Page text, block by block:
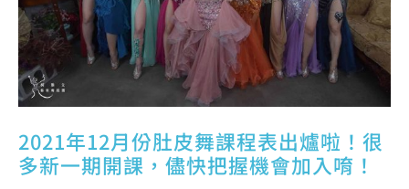
2021年12月份肚皮舞課程表出爐啦！很
多新一期開課，儘快把握機會加入唷！
新
一
期
開
課，
儘
快
把
握
機
會
加